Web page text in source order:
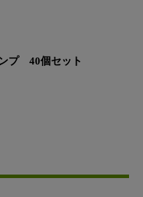
プ 40個セット